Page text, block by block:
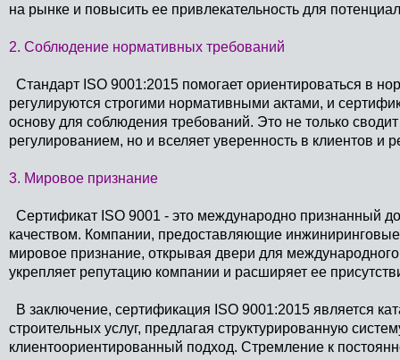
на рынке и повысить ее привлекательность для
2. Соблюдение нормативных требований
Стандарт ISO 9001:2015 помогает ориентироваться в
регулируются строгими нормативными актами, и
основу для соблюдения требований. Это не только
регулированием, но и вселяет уверенность в клиентов и
3. Мировое признание
Сертификат ISO 9001 - это международно признанный
качеством. Компании, предоставляющие
мировое признание, открывая двери для
укрепляет репутацию компании и расширяет ее
В заключение, сертификация ISO 9001:2015 является
строительных услуг, предлагая структурированную
клиентоориентированный подход. Стремление к